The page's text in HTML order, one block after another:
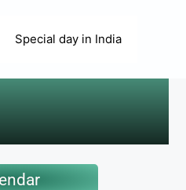
Special day in India